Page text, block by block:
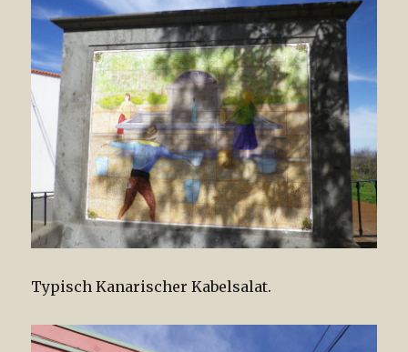
Typisch Kanarischer Kabelsalat.